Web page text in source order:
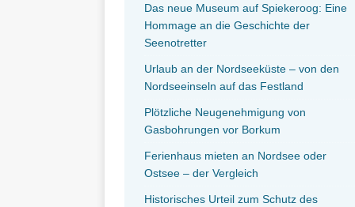
Das neue Museum auf Spiekeroog: Eine
Hommage an die Geschichte der
Seenotretter
Urlaub an der Nordseeküste – von den
Nordseeinseln auf das Festland
Plötzliche Neugenehmigung von
Gasbohrungen vor Borkum
Ferienhaus mieten an Nordsee oder
Ostsee – der Vergleich
Historisches Urteil zum Schutz des